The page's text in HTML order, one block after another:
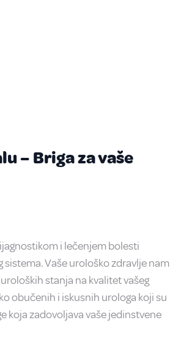
– Briga za vaše
i lečenjem bolesti
Vaše urološko zdravlje nam
stanja na kvalitet vašeg
obučenih i iskusnih urologa koji su
koja zadovoljava vaše jedinstvene